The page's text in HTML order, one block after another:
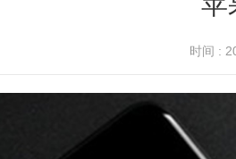
时间 :